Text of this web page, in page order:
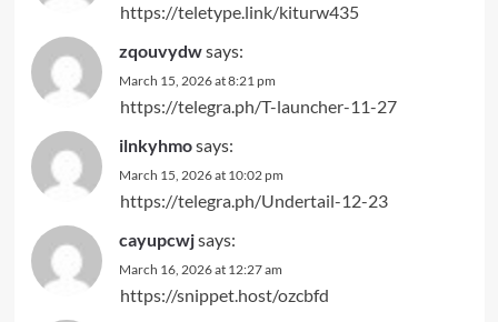
https://teletype.link/kiturw435
zqouvydwsays:
March 15, 2026 at 8:21 pm
https://telegra.ph/T-launcher-11-27
ilnkyhmosays:
March 15, 2026 at 10:02 pm
https://telegra.ph/Undertail-12-23
cayupcwjsays:
March 16, 2026 at 12:27 am
https://snippet.host/ozcbfd